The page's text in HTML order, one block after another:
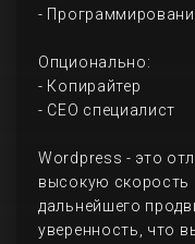
-
Опционально:
- Копирайтер
- СЕО специалист
Wordpress - это
высокую скорость
дальнейшего
уверенность, что